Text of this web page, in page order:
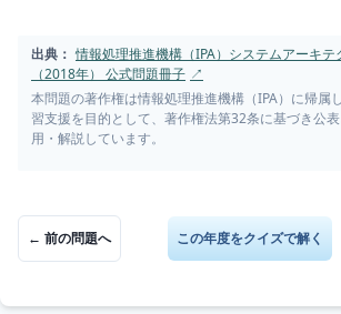
出典： 情報処理推進機構（IPA）システムアーキ
（2018年） 公式問題冊子 ↗
本問題の著作権は情報処理推進機構（IPA）に帰属
習支援を目的として、著作権法第32条に基づき公
用・解説しています。
← 前の問題へ この年度をクイズで解く